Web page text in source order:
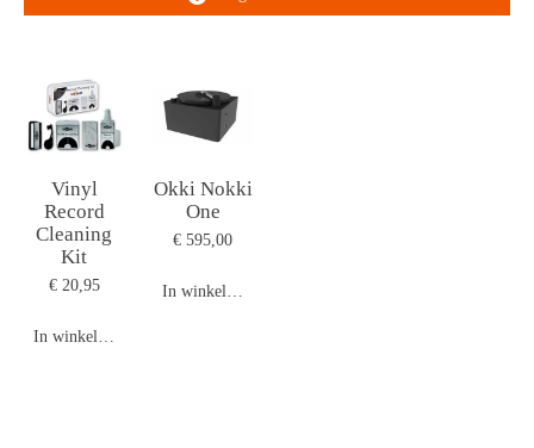
Vinyl
Record
Cleaning
Kit
€ 20,95
In winkelwagen
Okki Nokki
One
€ 595,00
In winkelwagen